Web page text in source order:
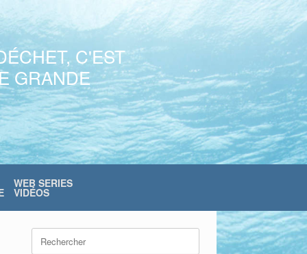
C'EST
GRANDE
WEB SERIES
VIDÉOS
Search
for: